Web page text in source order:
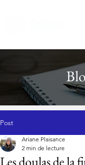
Post
Les doulas de la
Ariane Plaisance
2 min de lecture